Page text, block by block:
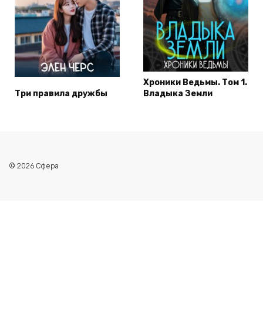
Три правила дружбы
Хроники Ведьмы. Том 1.
Владыка Земли
© 2026 Сфера